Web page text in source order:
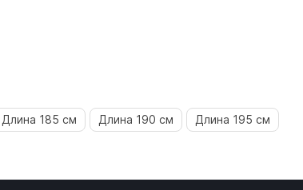
Длина 185 см Длина 190 см Длина 195 см